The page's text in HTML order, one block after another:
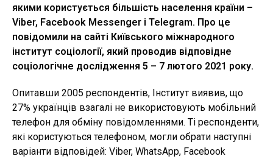
якими користується більшість населення країни –
Viber, Facebook Messenger і Telegram. Про це
повідомили на сайті Київського міжнародного
інститут соціології, який проводив відповідне
соціологічне дослідження 5 – 7 лютого 2021 року.
Опитавши 2005 респондентів, Інститут виявив, що
27% українців взагалі не використовують мобільний
телефон для обміну повідомленнями. Ті респонденти,
які користуються телефоном, могли обрати наступні
варіанти відповідей: Viber, WhatsApp, Facebook